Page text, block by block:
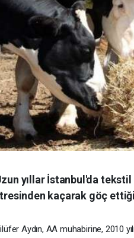
yıllar İstanbul'da
kaçarak göç
Aydın, AA muhabirine, 2010